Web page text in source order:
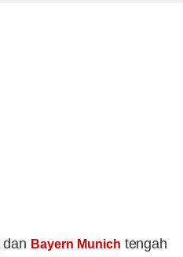
dan Bayern Munich tengah